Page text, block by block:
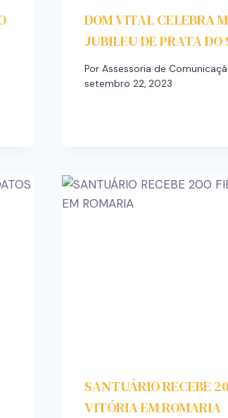
DOM VITAL CELEBRA
JUBILEU DE PRATA
Por Assessoria de
setembro 22, 2023
SANTUÁRIO RECEBE
VITÓRIA EM ROMARIA